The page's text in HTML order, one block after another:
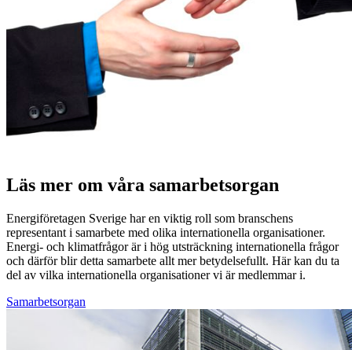
Läs mer om våra samarbetsorgan
Energiföretagen Sverige har en viktig roll som branschens
representant i samarbete med olika internationella organisationer.
Energi- och klimatfrågor är i hög utsträckning internationella frågor
och därför blir detta samarbete allt mer betydelsefullt. Här kan du ta
del av vilka internationella organisationer vi är medlemmar i.
Samarbetsorgan